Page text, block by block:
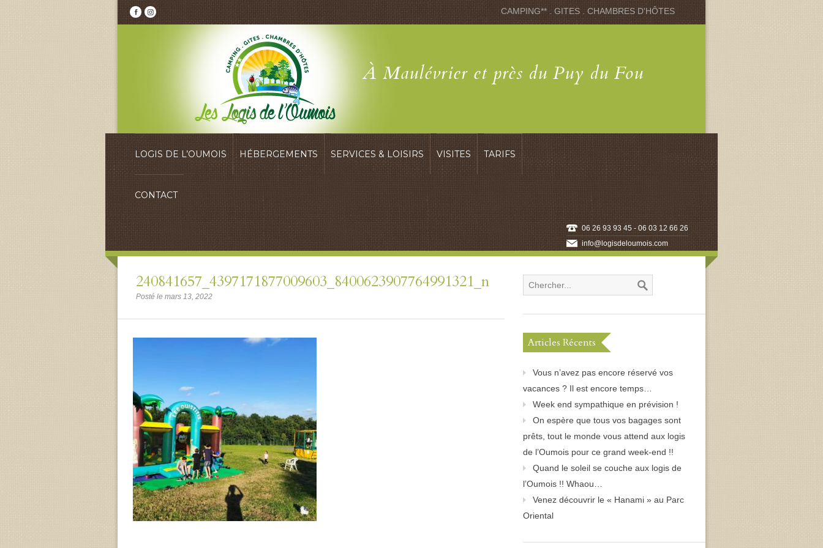
CAMPING** . GITES . CHAMBRES D'HÔTES
À Maulévrier et près du Puy du Fou
LOGIS DE L’OUMOIS HÉBERGEMENTS SERVICES & LOISIRS VISITES TARIFS
CONTACT
06 26 93 93 45 - 06 03 12 66 26
info@logisdeloumois.com
240841657_4397171877009603_8400623907764991321_n
Posté le mars 13, 2022
Articles Récents
Vous n’avez pas encore réservé vos
vacances ? Il est encore temps…
Week end sympathique en prévision !
On espère que tous vos bagages sont
prêts, tout le monde vous attend aux logis
de l’Oumois pour ce grand week-end !!
Quand le soleil se couche aux logis de
l’Oumois !! Whaou…
Venez découvrir le « Hanami » au Parc
Oriental